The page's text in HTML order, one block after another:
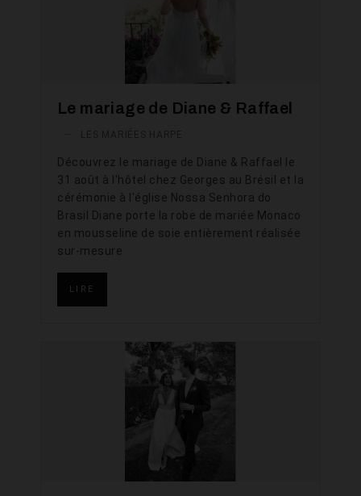
Le mariage de Diane & Raffael
Découvrez le mariage de Diane & Raffael le
31 août à l'hôtel chez Georges au Brésil et la
cérémonie à l'église Nossa Senhora do
Brasil Diane porte la robe de mariée Monaco
en mousseline de soie entièrement réalisée
sur-mesure
LIRE